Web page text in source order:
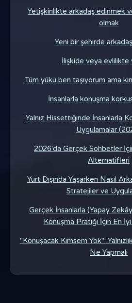
Yetişkinlikte arkadaş edinmek
olmak
Yeni bir şehirde
İlişkide veya evlilikte
Tüm yükü ben taşıyorum ama
İnsanlarla konuşma
Yalnız Hissettiğinde İnsanlarla
Uygulamalar
2026'da Gerçek Sohbetler
Alternatifleri
Yurt Dışında Yaşarken Nasıl
Stratejiler ve
Gerçek İnsanlarla (Yapay
Konuşma Pratiği İçin En
"Konuşacak Kimsem Yok":
Ne Yapmalı